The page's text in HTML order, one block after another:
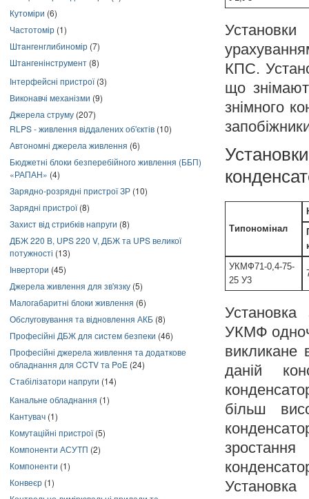
Кутоміри (6)
Частотомір (1)
Штангенглибиномір (7)
Штангенінструмент (8)
Інтерфейсні пристрої(3)
Виконавчі механізми (9)
Джерела струму (207)
RLPS - живлення віддалених об'єктів (10)
Автономні джерела живлення (6)
Бюджетні блоки безперебійного живлення (ББП)
«РАПАН» (4)
Зарядно-розрядні пристрої ЗР (10)
Зарядні пристрої(8)
Захист від стрибків напруги (8)
ДБЖ 220 В, UPS 220 V, ДБЖ та UPS великої
потужності (13)
Інвертори (45)
Джерела живлення для зв'язку (5)
Малогабаритні блоки живлення (6)
Обслуговування та відновлення АКБ (8)
Професійні ДБЖ для систем безпеки (46)
Професійні джерела живлення та додаткове
обладнання для CCTV та PoE (24)
Стабілізатори напруги (14)
Канальне обладнання (1)
Кантувач (1)
Комутаційні пристрої(5)
Компоненти АСУТП (2)
Компоненти (1)
Конвеєр (1)
КПС.
що
знімного
Типономінал
УКМФ71-0,4-75-
25 У3
Установка
УКМФ
викликане
даній
більш